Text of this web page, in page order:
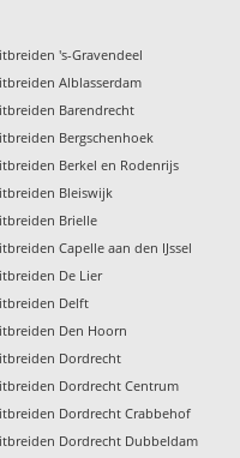
's-Gravendeel
Alblasserdam
Barendrecht
Bergschenhoek
Berkel en Rodenrijs
Bleiswijk
Brielle
Capelle aan den IJssel
De Lier
Delft
Den Hoorn
Dordrecht
Dordrecht Centrum
Dordrecht Crabbehof
Dordrecht Dubbeldam